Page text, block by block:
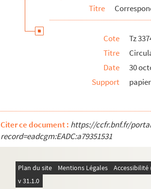
Titre
Cote
Tz
Titre
Date
30
Support
Citer ce document : https://ccfr.bnf.fr/
record=eadcgm:EADC:a79351531
Plan du site Mentions Légales
v 31.1.0